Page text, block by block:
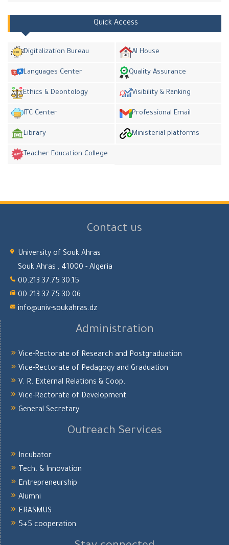
Quick Access
Digitalization Bureau AI House
Languages Center Quality Assurance
Ethics & Deontology Visibility & Ranking
ITC Center Professional Email
Library Ministerial platforms
Teacher Education College
Contact us
University of Souk Ahras
Souk Ahras , 41000 - Algeria
00.213.37.75.30.15
00.213.37.75.30.06
info@univ-soukahras.dz
Administration
Vice-Rectorate of Research and Postgraduation
Vice-Rectorate of Pedagogy and Graduation
V. R. External Relations & Coop.
Vice-Rectorate of Development
General Secretary
Outreach Services
Incubator
Tech. & Innovation
Entrepreneurship
Alumni
ERASMUS
5+5 cooperation